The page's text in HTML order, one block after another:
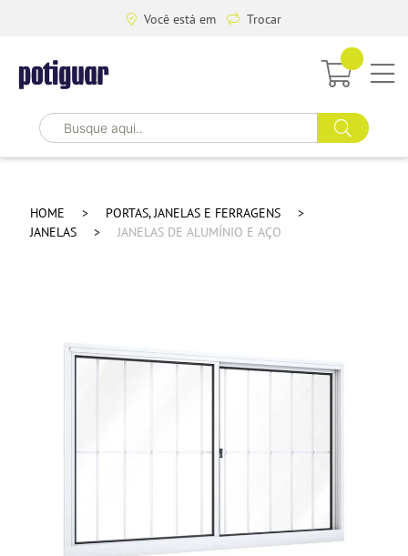
Você está em Trocar
HOME
PORTAS, JANELAS E FERRAGENS
JANELAS
JANELAS DE ALUMÍNIO E AÇO